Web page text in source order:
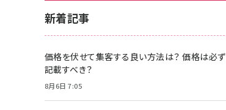
z世代 (1622)
meo (1275)
新着記事
価格を伏せて集客する良い方法は？ 価格は必ず
記載すべき？
8月6日 7:05